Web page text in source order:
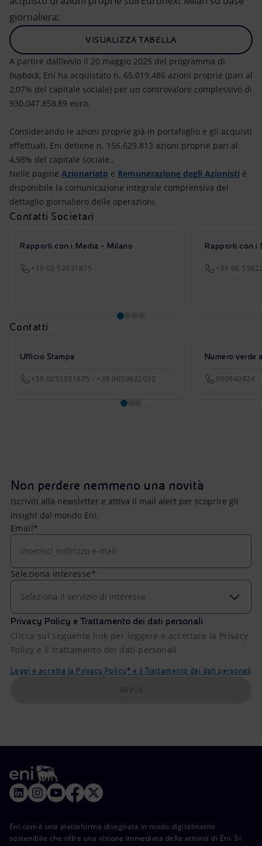
giornaliera:
VISUALIZZA TABELLA
A partire dall’avvio il 20 maggio 2025 del programma di
buyback, Eni ha acquistato n. 65.019.486 azioni proprie (pari al
2,07% del capitale sociale) per un controvalore complessivo di
930.047.858,89 euro.
Considerando le azioni proprie già in portafoglio e gli acquisti
effettuati, Eni detiene n. 156.629.813 azioni proprie pari al
4,98% del capitale sociale..
Nelle pagine Azionariato e Remunerazione degli Azionisti è
disponibile la comunicazione integrale comprensiva del
dettaglio giornaliero delle operazioni.
Contatti Societari
Rapporti con i Media - Milano
+39 02 52031875
Rapporti con i
+39 06
Contatti
Ufficio Stampa
+39.0252031875 - +39.0659822030
Numero verde
800940924
Non perdere nemmeno una novità
Iscriviti alla newsletter e attiva il mail alert per scoprire gli
insight dal mondo Eni.
Email*
Seleziona interesse*
Seleziona il servizio di interesse
Privacy Policy e Trattamento dei dati personali
Clicca sul seguente link per leggere e accettare la Privacy
Policy e il trattamento dei dati personali
Leggi e accetta la Privacy Policy* e il Trattamento dei dati personali
Eni.com è una piattaforma disegnata in modo digitalmente
sostenibile che offre una visione immediata delle attività di Eni. Si